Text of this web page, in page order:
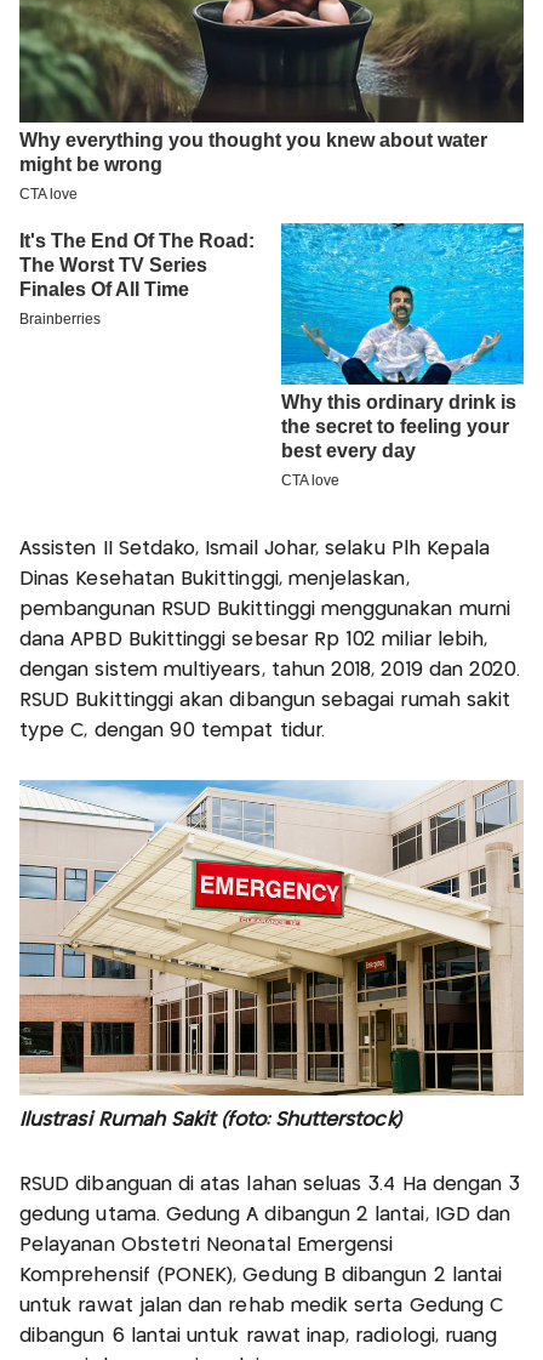
Assisten II Setdako, Ismail Johar, selaku Plh Kepala
Dinas Kesehatan Bukittinggi, menjelaskan,
pembangunan RSUD Bukittinggi menggunakan murni
dana APBD Bukittinggi sebesar Rp 102 miliar lebih,
dengan sistem multiyears, tahun 2018, 2019 dan 2020.
RSUD Bukittinggi akan dibangun sebagai rumah sakit
type C, dengan 90 tempat tidur.
Ilustrasi Rumah Sakit (foto: Shutterstock)
RSUD dibanguan di atas lahan seluas 3.4 Ha dengan 3
gedung utama. Gedung A dibangun 2 lantai, IGD dan
Pelayanan Obstetri Neonatal Emergensi
Komprehensif (PONEK), Gedung B dibangun 2 lantai
untuk rawat jalan dan rehab medik serta Gedung C
dibangun 6 lantai untuk rawat inap, radiologi, ruang